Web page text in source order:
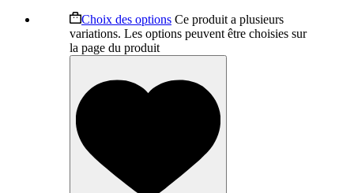
Choix des options Ce produit a plusieurs
variations. Les options peuvent être choisies sur
la page du produit